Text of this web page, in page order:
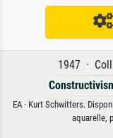
1947 ·
EA · Kurt Schwitters.
aquarelle,